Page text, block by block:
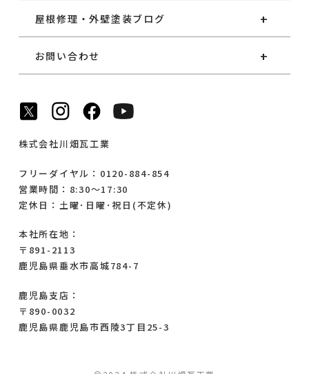
屋根修理・外壁塗装ブログ
お問い合わせ
株式会社川畑瓦工業
フリーダイヤル：0120-884-854
営業時間：8:30～17:30
定休日：土曜･日曜･祝日(不定休)
本社所在地：
〒891-2113
鹿児島県垂水市高城784-7
鹿児島支店：
〒890-0032
鹿児島県鹿児島市西陵3丁目25-3